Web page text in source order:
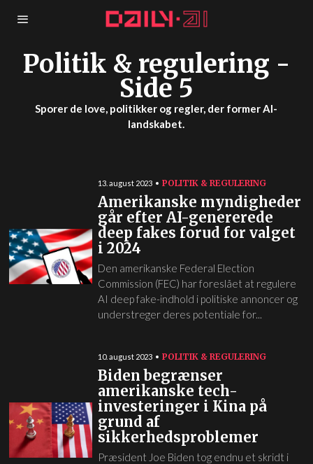
Politik & regulering -
Side 5
Sporer de love, politikker og regler, der former AI-
landskabet.
13. august 2023 POLITIK & REGULERING
Amerikanske myndigheder
går efter AI-genererede
deep fakes forud for valget
i 2024
Den amerikanske Federal Election
Commission (FEC) har foreslået at regulere
AI deep fake-indhold i politiske annoncer og
understreger deres potentiale for...
10. august 2023 POLITIK & REGULERING
Biden begrænser
amerikanske tech-
investeringer i Kina på
grund af
sikkerhedsproblemer
Præsident Joe Biden tog endnu et skridt i